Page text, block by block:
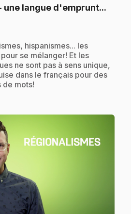
une langue d'emprunt...
hispanismes... les
se mélanger! Et les
ne sont pas à sens unique,
dans le français pour des
de mots!